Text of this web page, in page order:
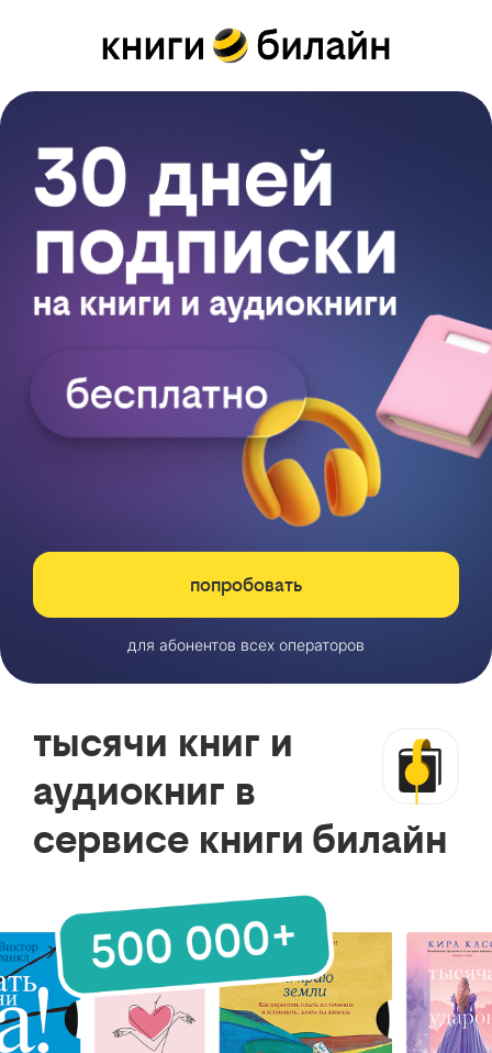
попробовать
для абонентов всех операторов
тысячи книг и
аудиокниг в
сервисе книги билайн